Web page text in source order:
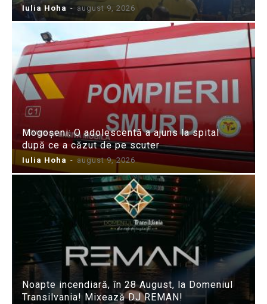
Iulia Hoha - august 9, 2026
Mogoșeni: O adolescentă a ajuns la spital
după ce a căzut de pe scuter
Iulia Hoha - august 9, 2026
Noapte incendiară, în 28 August, la Domeniul
Transilvania! Mixează DJ REMAN!